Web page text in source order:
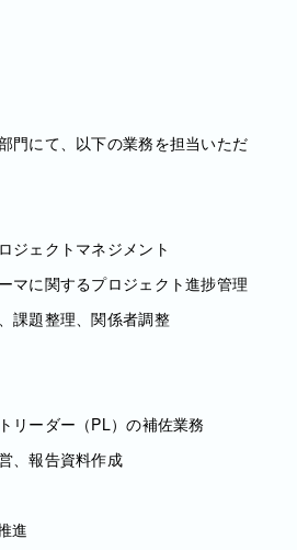
門にて、以下の業務を担当いただ
ジェクトマネジメント
マに関するプロジェクト進捗管理
課題整理、関係者調整
リーダー（PL）の補佐業務
、報告資料作成
進